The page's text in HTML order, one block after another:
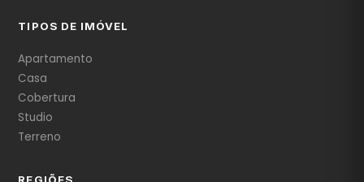
TIPOS DE IMÓVEL
Apartamento
Casa
Cobertura
Studio
Terreno